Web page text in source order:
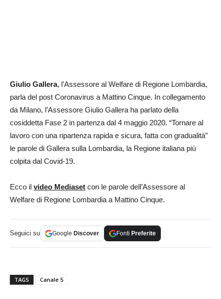
Giulio Gallera, l’Assessore al Welfare di Regione Lombardia,
parla del post Coronavirus a Mattino Cinque. In collegamento
da Milano, l’Assessore Giulio Gallera ha parlato della
cosiddetta Fase 2 in partenza dal 4 maggio 2020. “Tornare al
lavoro con una ripartenza rapida e sicura, fatta con gradualità”
le parole di Gallera sulla Lombardia, la Regione italiana più
colpita dal Covid-19.
Ecco il video Mediaset con le parole dell’Assessore al
Welfare di Regione Lombardia a Mattino Cinque.
Seguici su Google Discover Fonti Preferite
TAGS Canale 5